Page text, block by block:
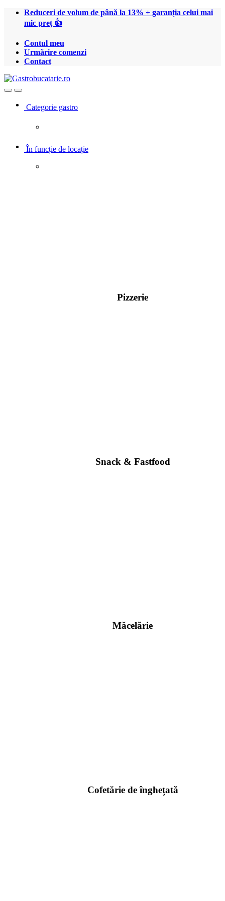
Treci
Treci
Reduceri de volum de până la 13% + garanția celui mai
mic preț 👍
Contul meu
Urmărire comenzi
Contact
OpenClose
Categorie gastro
În funcție de locație
Pizzerie
Snack & Fastfood
Măcelărie
Cofetărie de înghețată